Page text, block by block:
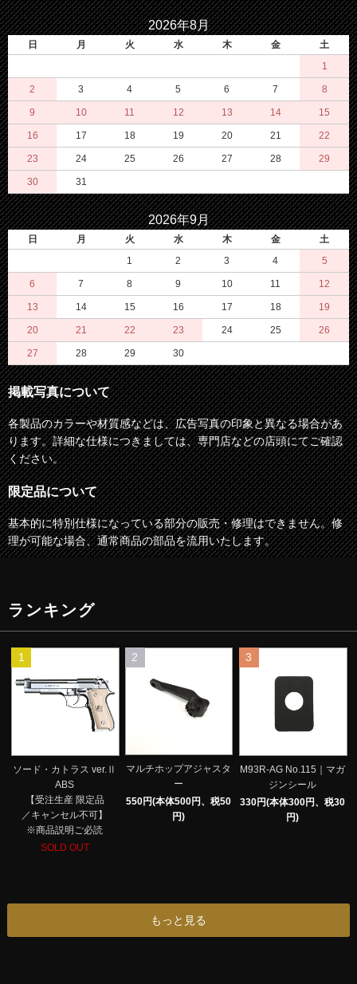
2026年8月
日 月 火 水 木 金
土
1
2 3 4 5 6 7 8
9 10 11 12 13 14 15
16 17 18 19 20 21 22
23 24 25 26 27 28 29
30 31
2026年9月
日 月 火 水 木 金
土
1
2 3 4 5
6 7 8 9 10 11 12
13 14 15 16 17 18 19
20 21 22 23 24 25 26
27 28 29 30
掲載写真について
各製品のカラーや材質感などは、広告写真の印象と異なる場合があ
ります。詳細な仕様につきましては、専門店などの店頭にてご確認
ください。
限定品について
基本的に特別仕様になっている部分の販売・修理はできません。修
理が可能な場合、通常商品の部品を流用いたします。
ランキング
1
ソード・カトラス ver.Ⅱ
ABS
【受注生産 限定品
／キャンセル不可】
※商品説明ご必読
SOLD OUT
2
マルチホップアジャスタ
ー
550円(本体500円、税50
円)
3
M93R-AG No.115｜マガ
ジンシール
330円(本体300円、税30
円)
もっと見る